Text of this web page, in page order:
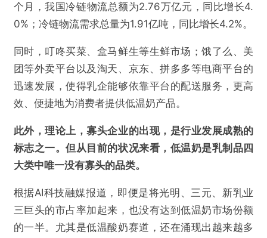
个月，我国冷链物流总额为2.76万亿元，同比增长4.
0%；冷链物流需求总量为1.91亿吨，同比增长4.2%。
同时，叮咚买菜、盒马鲜生等生鲜市场；饿了么、美
团等外卖平台以及淘天、京东、拼多多等电商平台的
迅速发展，使得乳企能够依靠平台的配送服务，更高
效、便捷地为消费者提供低温奶产品。
此外，理论上，寡头企业的出现，是行业发展成熟的
标志之一。但从目前的状况来看，低温奶是乳制品四
大类中唯一没有寡头的品类。
根据AI科技融媒报道，即便是将光明、三元、新乳业
三巨头的市占率加起来，也没有达到低温奶市场份额
的一半。尤其是低温酸奶赛道，还在涌现出越来越多